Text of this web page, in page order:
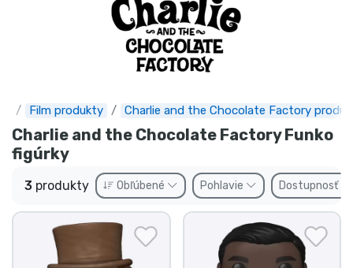
Film produkty Charlie and the Chocolate Factory
Charlie and the Chocolate Factory Funko
figúrky
3 produkty Obľúbené Pohlavie Dostupnosť
Expresná preprava
Predobjednávky
Outlet produkty
Preprava a platba
Zoradiť podľa série